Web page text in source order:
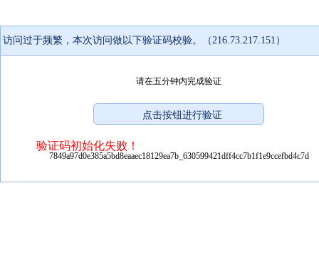
访问过于频繁，本次访问做以下验证码校验。（216.73.217.151）
请在五分钟内完成验证
验证码初始化失败！
7849a97d0e385a5bd8eaaec18129ea7b_630599421dff4cc7b1f1e9ccefbd4c7d